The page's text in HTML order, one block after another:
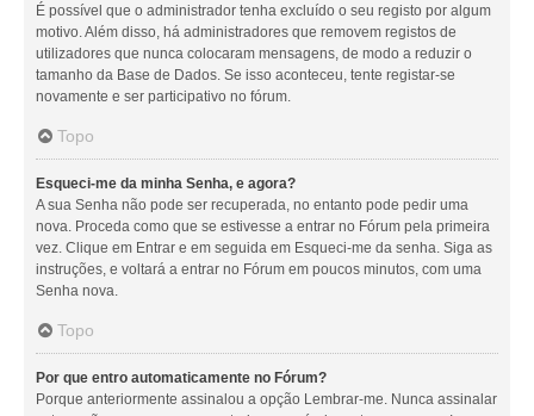
É possível que o administrador tenha excluído o seu registo por algum
motivo. Além disso, há administradores que removem registos de
utilizadores que nunca colocaram mensagens, de modo a reduzir o
tamanho da Base de Dados. Se isso aconteceu, tente registar-se
novamente e ser participativo no fórum.
Topo
Esqueci-me da minha Senha, e agora?
A sua Senha não pode ser recuperada, no entanto pode pedir uma
nova. Proceda como que se estivesse a entrar no Fórum pela primeira
vez. Clique em Entrar e em seguida em Esqueci-me da senha. Siga as
instruções, e voltará a entrar no Fórum em poucos minutos, com uma
Senha nova.
Topo
Por que entro automaticamente no Fórum?
Porque anteriormente assinalou a opção Lembrar-me. Nunca assinalar